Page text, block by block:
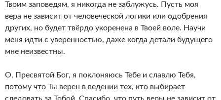
Твоим заповедям, я никогда не заблужусь. Пусть моя
вера не зависит от человеческой логики или одобрения
других, но будет твёрдо укоренена в Твоей воле. Научи
меня идти с уверенностью, даже когда детали будущего
мне неизвестны.
О, Пресвятой Бог, я поклоняюсь Тебе и славлю Тебя,
потому что Ты верен в ведении тех, кто выбирает